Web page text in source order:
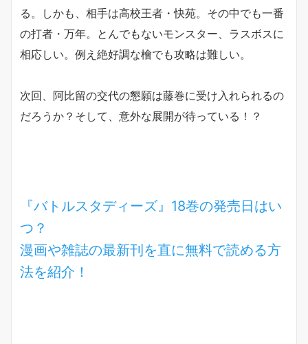
る。しかも、相手は高校王者・快苑。その中でも一番
の打者・万年。とんでもないモンスター、ラスボスに
相応しい。例え絶好調な檜でも攻略は難しい。
次回、阿比留の交代の懇願は藤巻に受け入れられるの
だろうか？そして、意外な展開が待っている！？
『バトルスタディーズ』18巻の発売日はい
つ？
漫画や雑誌の最新刊を直に無料で読める方
法を紹介！